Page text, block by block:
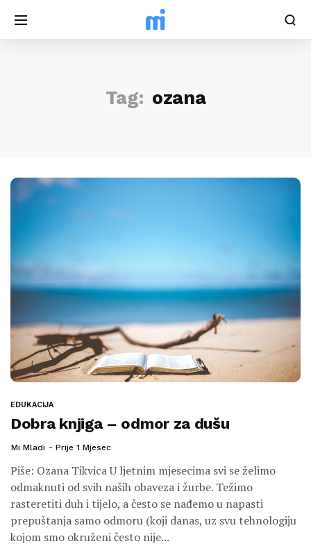
Tag: ozana
EDUKACIJA
Dobra knjiga – odmor za dušu
Mi Mladi Prije 1 Mjesec
Piše: Ozana Tikvica U ljetnim mjesecima svi se želimo
odmaknuti od svih naših obaveza i žurbe. Težimo
rasteretiti duh i tijelo, a često se nađemo u napasti
prepuštanja samo odmoru (koji danas, uz svu tehnologiju
kojom smo okruženi često nije...